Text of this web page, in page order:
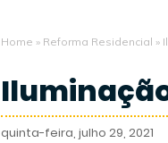
Home » Reforma Residencial »
quinta-feira, julho 29, 2021